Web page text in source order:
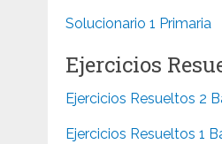
Solucionario 1 Primaria
Ejercicios
Ejercicios Resueltos 2
Ejercicios Resueltos 1